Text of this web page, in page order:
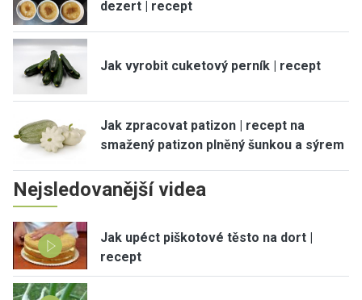
dezert | recept
Jak vyrobit cuketový perník | recept
Jak zpracovat patizon | recept na
smažený patizon plněný šunkou a sýrem
Nejsledovanější videa
Jak upéct piškotové těsto na dort |
recept